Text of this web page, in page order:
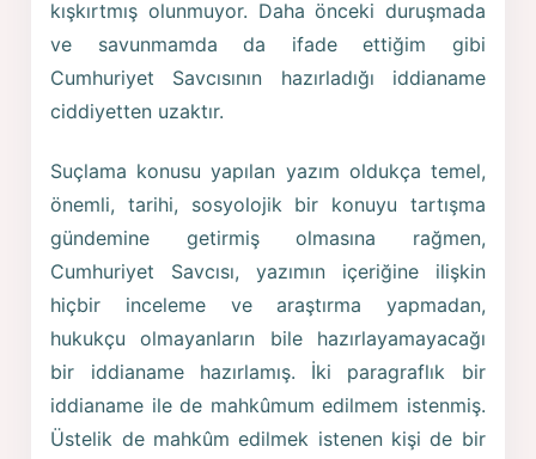
kışkırtmış olunmuyor. Daha önceki duruşmada
ve savunmamda da ifade ettiğim gibi
Cumhuriyet Savcısının hazırladığı iddianame
ciddiyetten uzaktır.
Suçlama konusu yapılan yazım oldukça temel,
önemli, tarihi, sosyolojik bir konuyu tartışma
gündemine getirmiş olmasına rağmen,
Cumhuriyet Savcısı, yazımın içeriğine ilişkin
hiçbir inceleme ve araştırma yapmadan,
hukukçu olmayanların bile hazırlayamayacağı
bir iddianame hazırlamış. İki paragraflık bir
iddianame ile de mahkûmum edilmem istenmiş.
Üstelik de mahkûm edilmek istenen kişi de bir